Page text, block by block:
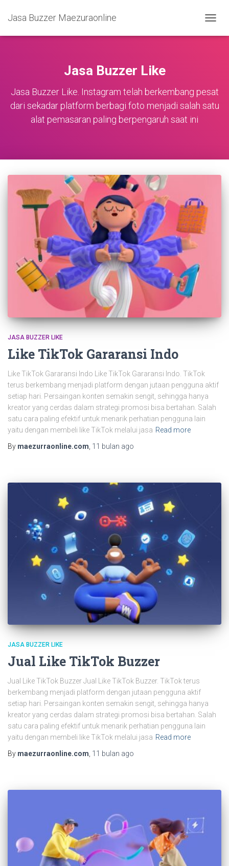
Jasa Buzzer Maezuraonline
Jasa Buzzer Like
Jasa Buzzer Like. Instagram telah berkembang pesat
dari sekadar platform berbagi foto menjadi salah satu
alat pemasaran paling berpengaruh saat ini
JASA BUZZER LIKE
Like TikTok Gararansi Indo
Like TikTok Gararansi Indo Like TikTok Gararansi Indo. TikTok
terus berkembang menjadi platform dengan jutaan pengguna aktif
setiap hari. Persaingan konten semakin sengit, sehingga hanya
kreator yang cerdas dalam strategi promosi bisa bertahan. Salah
satu cara paling efektif untuk menarik perhatian pengguna lain
yaitu dengan membeli like TikTok melalui jasa Read more
By maezurraonline.com 11 bulan ago
JASA BUZZER LIKE
Jual Like TikTok Buzzer
Jual Like TikTok Buzzer Jual Like TikTok Buzzer. TikTok terus
berkembang menjadi platform dengan jutaan pengguna aktif
setiap hari. Persaingan konten semakin sengit, sehingga hanya
kreator yang cerdas dalam strategi promosi bisa bertahan. Salah
satu cara paling efektif untuk menarik perhatian pengguna lain
yaitu dengan membeli like TikTok melalui jasa Read more
By maezurraonline.com, 11 bulan ago